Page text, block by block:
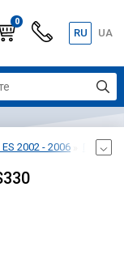
0
RU UA
2002 - 2006